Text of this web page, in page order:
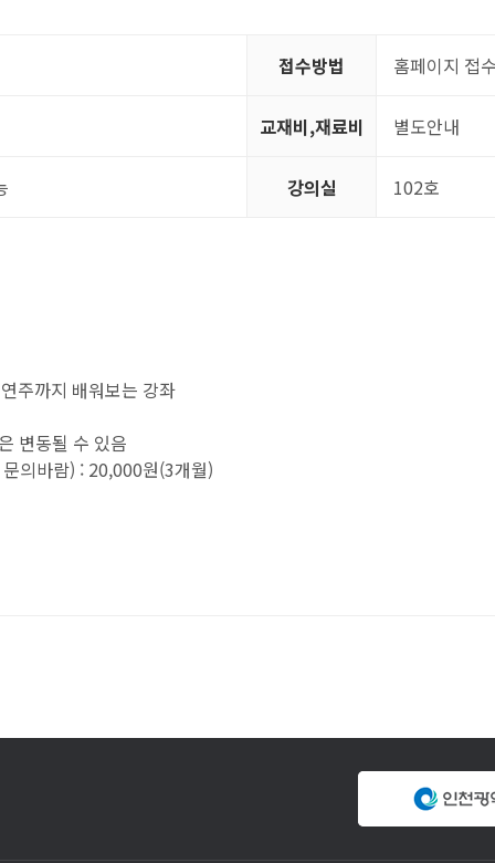
접수방법 홈페이지 접
교재비,재료비 별도안내
강의실 102호
주까지 배워보는 강좌
변동될 수 있음
의바람) : 20,000원(3개월)